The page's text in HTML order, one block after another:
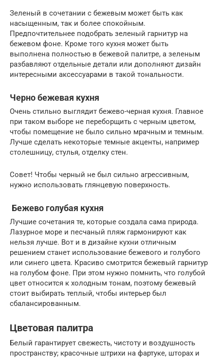
Зеленый в сочетании с бежевым может быть как
насыщенным, так и более спокойным.
Предпочтительнее подобрать зеленый гарнитур на
бежевом фоне. Кроме того кухня может быть
выполнена полностью в бежевой палитре, а зеленым
разбавляют отдельные детали или дополняют дизайн
интересными аксессуарами в такой тональности.
Черно бежевая кухня
Очень стильно выглядит бежево-черная кухня. Главное
при таком выборе не переборщить с черным цветом,
чтобы помещение не было сильно мрачным и темным.
Лучше сделать некоторые темные акценты, например
столешницу, стулья, отделку стен.
Совет! Чтобы черный не был сильно агрессивным,
нужно использовать глянцевую поверхность.
Бежево голубая кухня
Лучшие сочетания те, которые создала сама природа.
Лазурное море и песчаный пляж гармонируют как
нельзя лучше. Вот и в дизайне кухни отличным
решением станет использование бежевого и голубого
или синего цвета. Красиво смотрится бежевый гарнитур
на голубом фоне. При этом нужно помнить, что голубой
цвет относится к холодным тонам, поэтому бежевый
стоит выбирать теплый, чтобы интерьер был
сбалансированным.
Цветовая палитра
Белый гарантирует свежесть, чистоту и воздушность
пространству; красочные штрихи на фартуке, шторах и